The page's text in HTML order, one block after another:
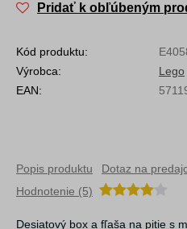
Pridať k obľúbeným
Kód produktu:
Výrobca:
Lego
EAN:
Popis produktu
Dotaz na
Hodnotenie (5)
Desiatový box a fľaša na pitie s